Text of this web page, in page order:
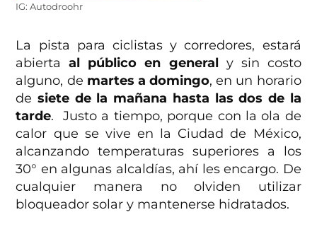
IG: Autodroohr
La pista para ciclistas y corredores, estará
abiertaal público en generaly sin costo
alguno, de martes a domingo, en un horario
desiete de la mañana hasta las dos de la
tarde. Justo a tiempo, porque con la ola de
calor que se vive en la Ciudad de México,
alcanzando temperaturas superiores a los
30° en algunas alcaldías, ahí les encargo. De
cualquier manera no olviden utilizar
bloqueador solar y mantenerse hidratados.